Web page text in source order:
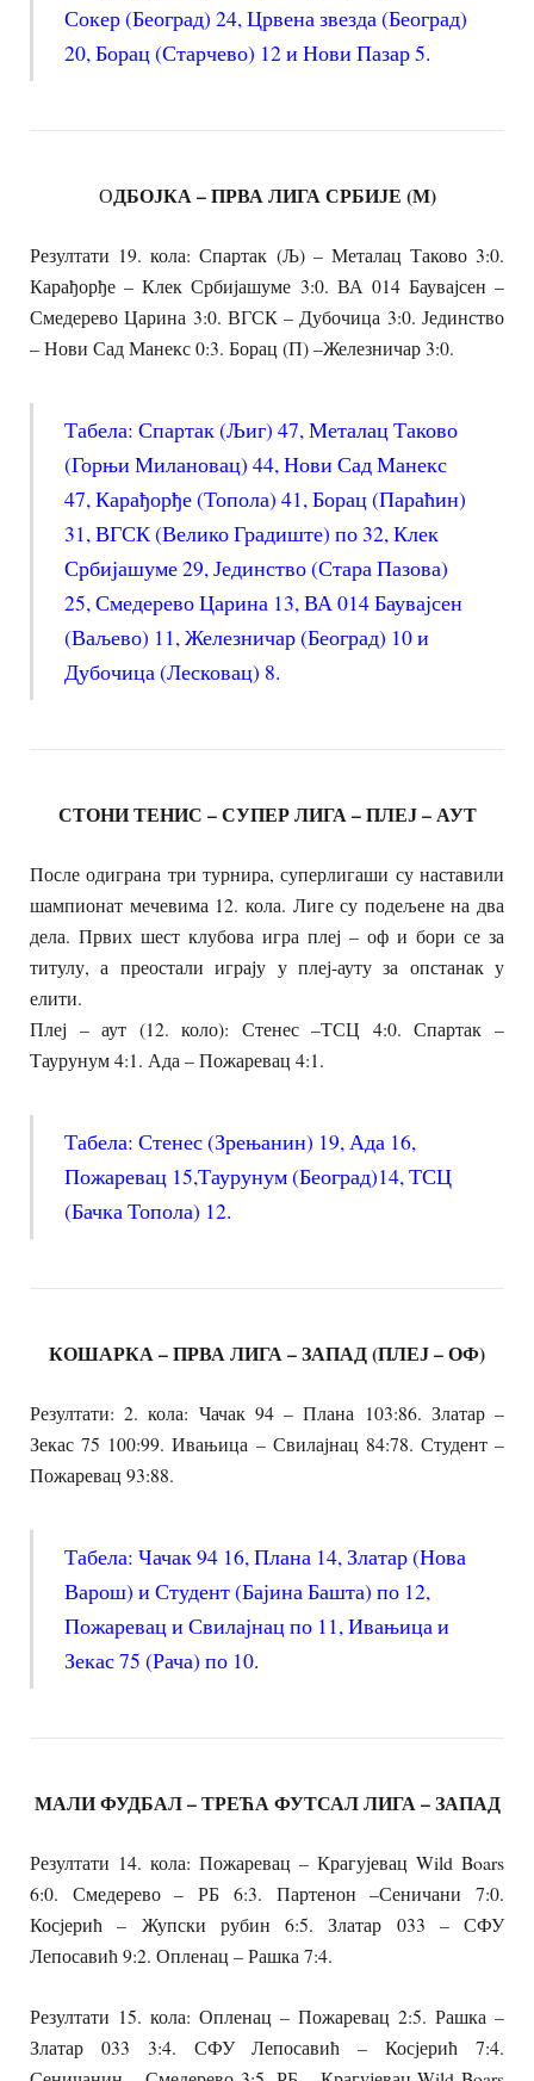
Сокер (Београд) 24, Црвена звезда (Београд)
20, Борац (Старчево) 12 и Нови Пазар 5.
ОДБОЈКА – ПРВА ЛИГА СРБИЈЕ (М)
Резултати 19. кола: Спартак (Љ) – Металац Таково 3:0.
Карађорђе – Клек Србијашуме 3:0. ВА 014 Баувајсен –
Смедерево Царина 3:0. ВГСК – Дубочица 3:0. Јединство
– Нови Сад Манекс 0:3. Борац (П) –Железничар 3:0.
Табела: Спартак (Љиг) 47, Металац Таково
(Горњи Милановац) 44, Нови Сад Манекс
47, Карађорђе (Топола) 41, Борац (Параћин)
31, ВГСК (Велико Градиште) по 32, Клек
Србијашуме 29, Јединство (Стара Пазова)
25, Смедерево Царина 13, ВА 014 Баувајсен
(Ваљево) 11, Железничар (Београд) 10 и
Дубочица (Лесковац) 8.
СТОНИ ТЕНИС – СУПЕР ЛИГА – ПЛЕЈ – АУТ
После одиграна три турнира, суперлигаши су наставили
шампионат мечевима 12. кола. Лиге су подељене на два
дела. Првих шест клубова игра плеј – оф и бори се за
титулу, а преостали играју у плеј-ауту за опстанак у
елити.
Плеј – аут (12. коло): Стенес –ТСЦ 4:0. Спартак –
Таурунум 4:1. Ада – Пожаревац 4:1.
Табела: Стенес (Зрењанин) 19, Ада 16,
Пожаревац 15,Таурунум (Београд)14, ТСЦ
(Бачка Топола) 12.
КОШАРКА – ПРВА ЛИГА – ЗАПАД (ПЛЕЈ – ОФ)
Резултати: 2. кола: Чачак 94 – Плана 103:86. Златар –
Зекас 75 100:99. Ивањица – Свилајнац 84:78. Студент –
Пожаревац 93:88.
Табела: Чачак 94 16, Плана 14, Златар (Нова
Варош) и Студент (Бајина Башта) по 12,
Пожаревац и Свилајнац по 11, Ивањица и
Зекас 75 (Рача) по 10.
МАЛИ ФУДБАЛ – ТРЕЋА ФУТСАЛ ЛИГА – ЗАПАД
Резултати 14. кола: Пожаревац – Крагујевац Wild Boars
6:0. Смедерево – РБ 6:3. Партенон –Сеничани 7:0.
Косјерић – Жупски рубин 6:5. Златар 033 – СФУ
Лепосавић 9:2. Опленац – Рашка 7:4.
Резултати 15. кола: Опленац – Пожаревац 2:5. Рашка –
Златар 033 3:4. СФУ Лепосавић – Косјерић 7:4.